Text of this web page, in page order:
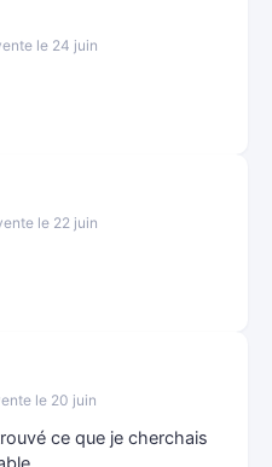
le 24 juin
le 22 juin
le 20 juin
ce que je cherchais